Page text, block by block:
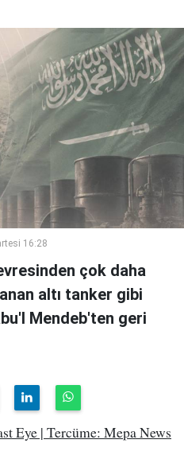
16:28
çok daha
altı tanker gibi
Mendeb'ten geri
Eye | Tercüme: Mepa News